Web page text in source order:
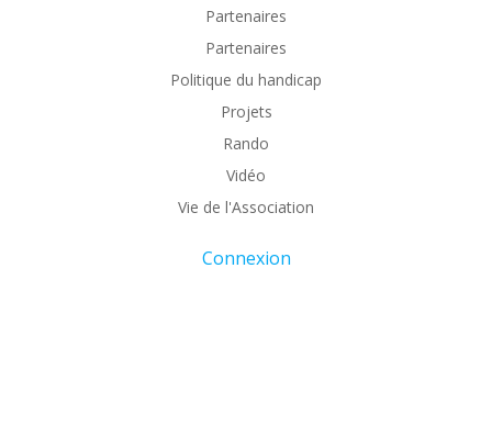
Partenaires
Partenaires
Politique du handicap
Projets
Rando
Vidéo
Vie de l'Association
Connexion